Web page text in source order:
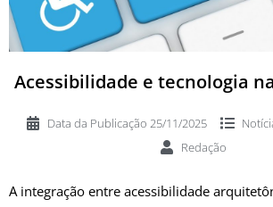
Acessibilidade e tecnologia
Data da Publicação 25/11/2025
Redação
A integração entre acessibilidade